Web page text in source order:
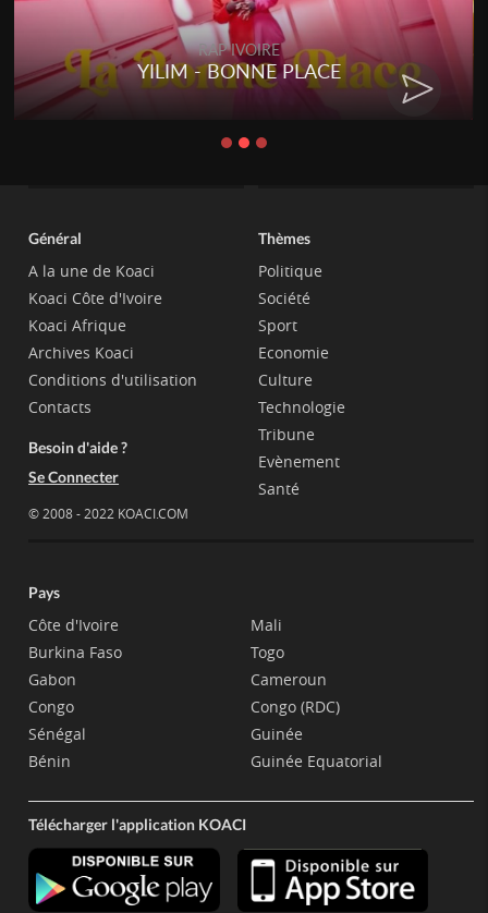
RAP IVOIRE
RENARD BARAKISSA -
CHAT
Général
A la une de Koaci
Koaci Côte d'Ivoire
Koaci Afrique
Archives Koaci
Conditions d'utilisation
Contacts
Besoin d'aide ?
Se Connecter
© 2008 - 2022 KOACI.COM
Thèmes
Politique
Société
Sport
Economie
Culture
Technologie
Tribune
Evènement
Santé
Pays
Côte d'Ivoire
Burkina Faso
Gabon
Congo
Sénégal
Bénin
Mali
Togo
Cameroun
Congo (RDC)
Guinée
Guinée Equatorial
Télécharger l'application KOACI